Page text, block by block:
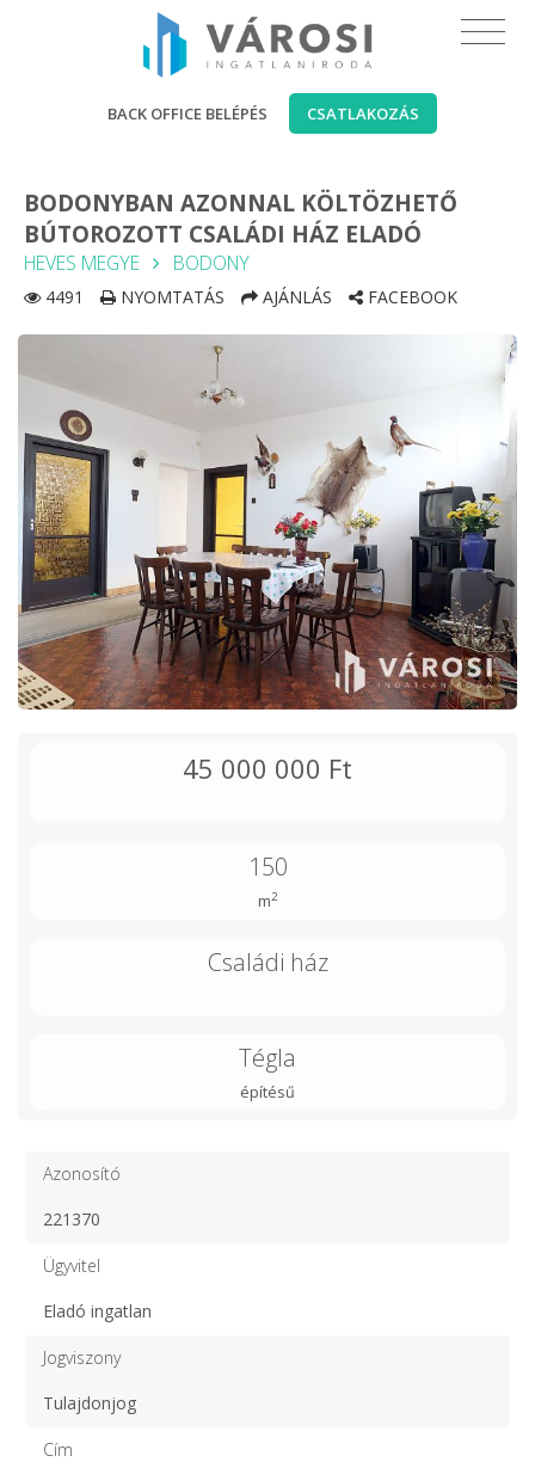
BACK OFFICE BELÉPÉS CSATLAKOZÁS
BODONYBAN AZONNAL KÖLTÖZHETŐ
BÚTOROZOTT CSALÁDI HÁZ ELADÓ
HEVES MEGYE BODONY
4491 NYOMTATÁS AJÁNLÁS FACEBOOK
45 000 000 Ft
150
m2
Családi ház
Tégla
építésű
Azonosító
221370
Ügyvitel
Eladó ingatlan
Jogviszony
Tulajdonjog
Cím